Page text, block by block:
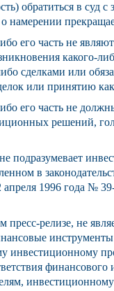
обратиться в суд
намерении
его часть не
какого-
сделками или
или принятию
его часть не
решений,
подразумевает
в
апреля 1996 года №
релизе, не
инвестиционному
финансового